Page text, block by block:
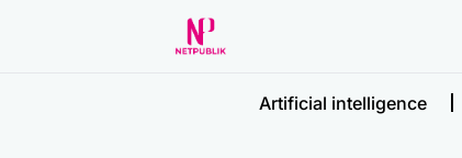
Artificial intelligence